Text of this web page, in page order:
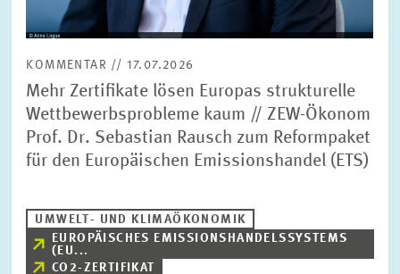
KOMMENTAR // 17.07.2026
Mehr Zertifikate lösen Europas strukturelle
Wettbewerbsprobleme kaum // ZEW-Ökonom
Prof. Dr. Sebastian Rausch zum Reformpaket
für den Europäischen Emissionshandel (ETS)
UMWELT- UND KLIMAÖKONOMIK
EUROPÄISCHES EMISSIONSHANDELSSYSTEMS
(EU...
CO2-ZERTIFIKAT